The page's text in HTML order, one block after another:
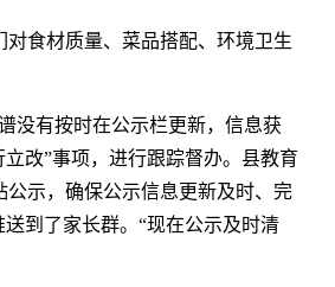
食材质量、菜品搭配、环境卫生
没有按时在公示栏更新，信息获
改”事项，进行跟踪督办。县教育
示，确保公示信息更新及时、完
到了家长群。“现在公示及时清